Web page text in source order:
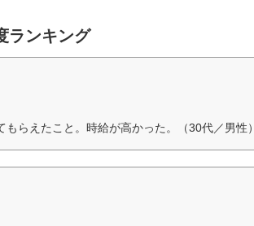
ランキング
もらえたこと。時給が高かった。（30代／男性）